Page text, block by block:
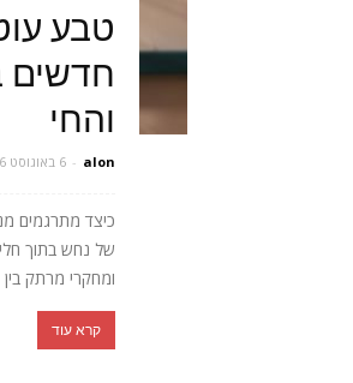
טבע
חדשים
והחי
alon
- 6 באוגוסט 2026
כיצד מתרגמים
של נחש בתוך
ומחקרי מרתק
קרא עוד